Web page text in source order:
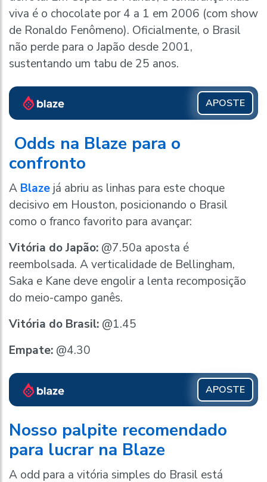
viva é o chocolate por 4 a 1 em 2006 (com show
de Ronaldo Fenômeno). Oficialmente, o Brasil
não perde para o Japão desde 2001,
sustentando um tabu de 25 anos.
APOSTE
Odds na Blaze para o
confronto
A Blaze já abriu as linhas para este choque
decisivo em Houston, posicionando o Brasil
como o franco favorito para avançar:
Vitória do Japão: @7.50a aposta é
reembolsada. A verticalidade de Bellingham,
Saka e Kane deve engolir a lenta recomposição
do meio-campo ganês.
Vitória do Brasil: @1.45
Empate: @4.30
APOSTE
Nosso palpite recomendado
para lucrar na Blaze
A odd para a vitória simples do Brasil está